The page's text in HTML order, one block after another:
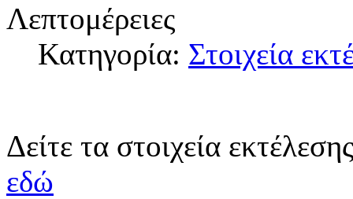
Λεπτομέρειες
Κατηγορία: Στοιχεία
Δείτε τα στοιχεία
εδώ